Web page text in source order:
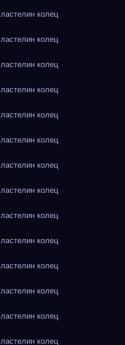
колец
колец
колец
колец
колец
колец
колец
колец
колец
колец
колец
колец
колец
колец